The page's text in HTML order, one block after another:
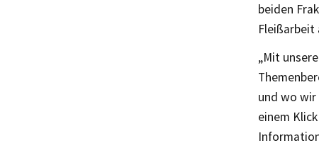
beiden
Fleißarbeit
„Mit
und wo
einem